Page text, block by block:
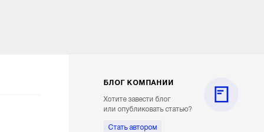
БЛОГ КОМПАНИИ
Хотите завести блог
или опубликовать статью?
Стать автором